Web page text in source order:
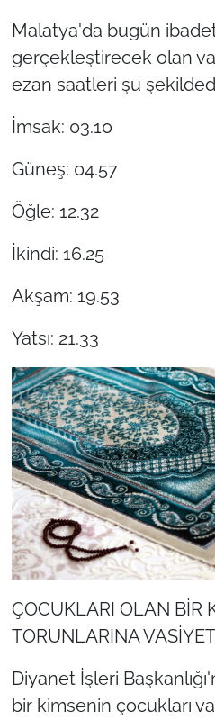
Malatya'da bugün
gerçekleştirecek olan
ezan saatleri şu
İmsak: 03.10
Güneş: 04.57
Öğle: 12.32
İkindi: 16.25
Akşam: 19.53
Yatsı: 21.33
ÇOCUKLARI OLAN BİR
TORUNLARINA
Diyanet İşleri
bir kimsenin çocukları